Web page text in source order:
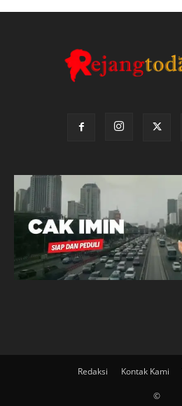
Redaksi Kontak Kami
©